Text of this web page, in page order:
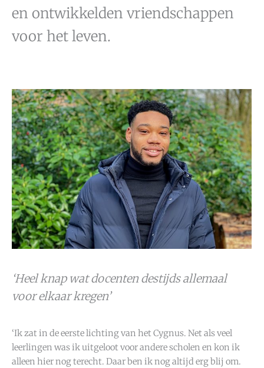
en ontwikkelden vriendschappen
voor het leven.
‘Heel knap wat docenten destijds allemaal
voor elkaar kregen’
‘Ik zat in de eerste lichting van het Cygnus. Net als veel
leerlingen was ik uitgeloot voor andere scholen en kon ik
alleen hier nog terecht. Daar ben ik nog altijd erg blij om.